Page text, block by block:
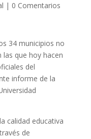
| 0 Comentarios
34 municipios no
las que hoy hacen
del
informe de la
calidad educativa
de